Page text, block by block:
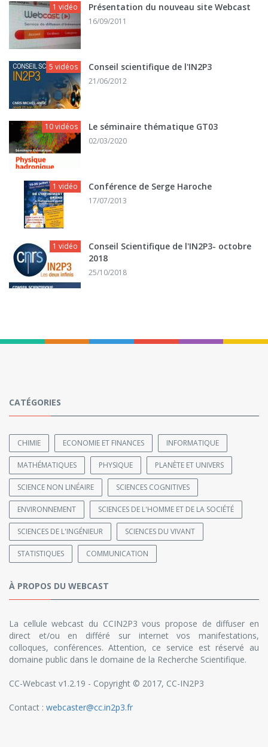
1 vidéo Présentation du nouveau site Webcast
16/09/2011
5 vidéos Conseil scientifique de l'IN2P3
21/06/2012
10 vidéos Le séminaire thématique GT03
02/03/2020
1 vidéo Conférence de Serge Haroche
17/07/2013
1 vidéo
Conseil Scientifique de l'IN2P3- octobre
2018
25/10/2018
CATÉGORIES
CHIMIE ECONOMIE ET FINANCES INFORMATIQUE
MATHÉMATIQUES PHYSIQUE PLANÈTE ET UNIVERS
SCIENCE NON LINÉAIRE SCIENCES COGNITIVES
ENVIRONNEMENT SCIENCES DE L'HOMME ET DE LA SOCIÉTÉ
SCIENCES DE L'INGÉNIEUR SCIENCES DU VIVANT
STATISTIQUES COMMUNICATION
À PROPOS DU WEBCAST
La cellule webcast du CCIN2P3 vous propose de diffuser en
direct et/ou en différé sur internet vos manifestations,
colloques, conférences. Attention, ce service est réservé au
domaine public dans le domaine de la Recherche Scientifique.
CC-Webcast v1.2.19 - Copyright © 2017, CC-IN2P3
Contact : webcaster@cc.in2p3.fr